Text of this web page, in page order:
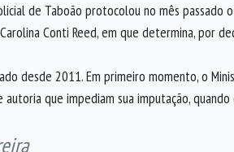
de Taboão protocolou no mês passado
Conti Reed, em que determina, por
desde 2011. Em primeiro momento, o
que impediam sua imputação,